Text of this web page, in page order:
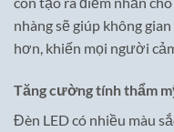
nhàng sẽ giúp không
hơn, khiến mọi người
Tăng cường tính thẩm
Đèn LED có nhiều màu